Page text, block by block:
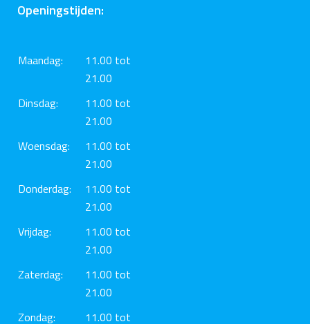
Openingstijden:
Maandag:
11.00 tot
21.00
Dinsdag:
11.00 tot
21.00
Woensdag:
11.00 tot
21.00
Donderdag:
11.00 tot
21.00
Vrijdag:
11.00 tot
21.00
Zaterdag:
11.00 tot
21.00
Zondag:
11.00 tot